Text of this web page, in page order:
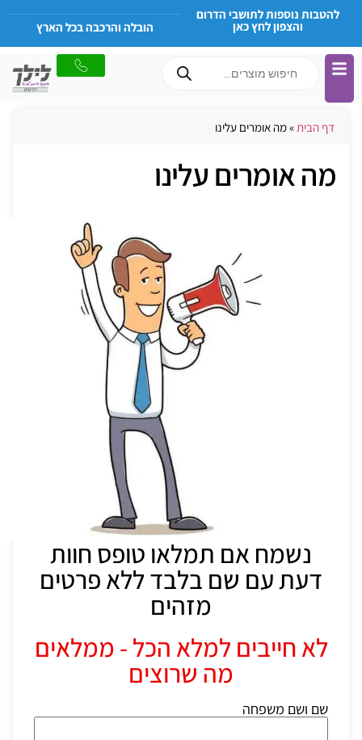
להטבות נוספות לתושבי הדרום
והצפון לחץ כאן הובלה והרכבה בכל הארץ
דף הבית»מה אומרים עלינו
מה אומרים עלינו
נשמח אם תמלאו טופס חוות
דעת עם שם בלבד ללא פרטים
מזהים
לא חייבים למלא הכל - ממלאים
מה שרוצים
שם ושם משפחה